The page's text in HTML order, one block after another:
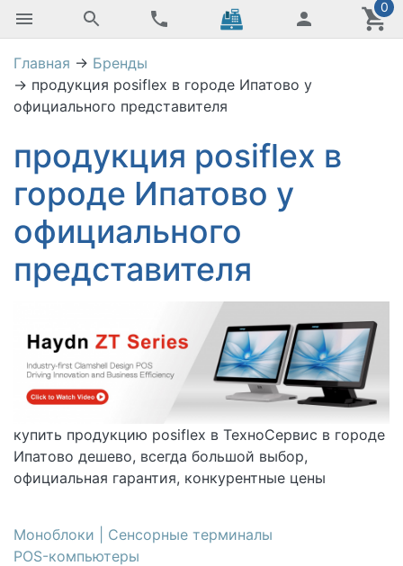
0
Главная → Бренды
→ продукция posiflex в городе Ипатово у
официального представителя
продукция posiflex в
городе Ипатово у
официального
представителя
купить продукцию posiflex в ТехноСервис в городе
Ипатово дешево, всегда большой выбор,
официальная гарантия, конкурентные цены
Моноблоки | Сенсорные терминалы
POS-компьютеры